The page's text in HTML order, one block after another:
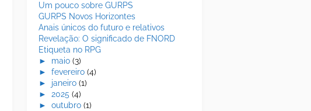
Um pouco sobre GURPS
GURPS Novos Horizontes
Anais únicos do futuro e relativos
Revelação: O significado de FNORD
Etiqueta no RPG
► maio (3)
► fevereiro (4)
► janeiro (1)
► 2025 (4)
► outubro (1)